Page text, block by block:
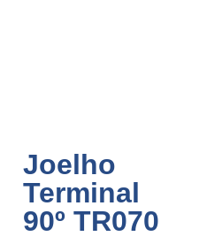
Joelho
Terminal
90º TR070